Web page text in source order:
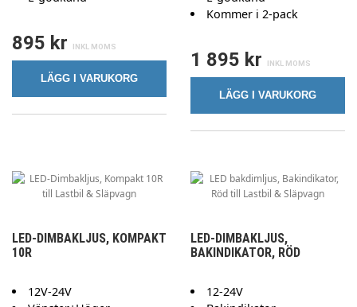
895 kr
LÄGG I VARUKORG
Kommer i 2-pack
1 895 kr
LÄGG I VARUKORG
LED-DIMBAKLJUS, KOMPAKT
10R
12V-24V
LED-DIMBAKLJUS,
BAKINDIKATOR, RÖD
12-24V